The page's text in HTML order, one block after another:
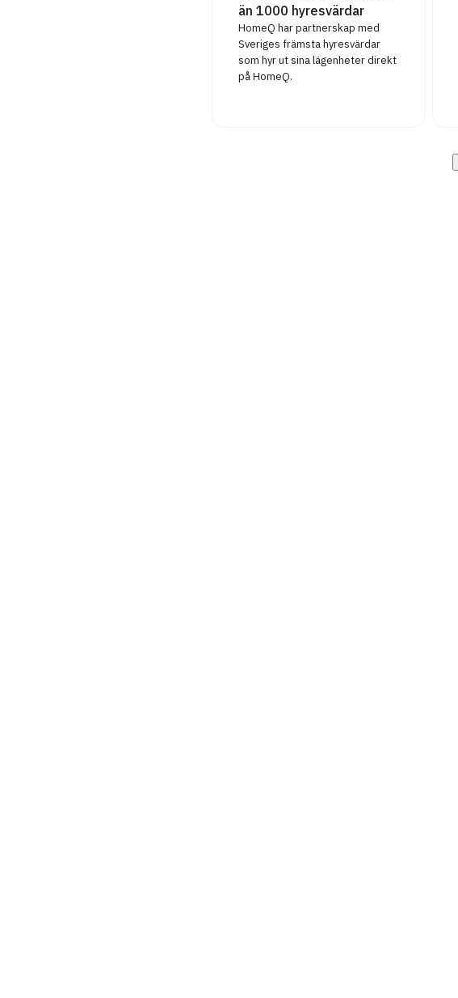
än 1000 hyresvärdar
HomeQ har partnerskap med
Sveriges främsta hyresvärdar
som hyr ut sina lägenheter direkt
på HomeQ.